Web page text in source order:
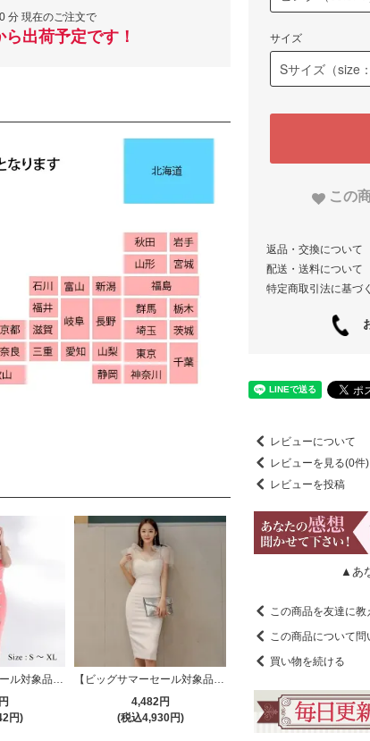
分 現在のご注文で
出荷予定です！
【ビッグサマーセール対象品】気映え間違いなしの2色使いオフショルワンピース(キャバドレス・CABARETDRESS)
円)
【ビッグサマーセール対象品】リボンショルダーが上品で優しい印象にするミディ丈ドレス(キャバドレス・CABARETDRESS)
4,482円
(税込4,930円)
サイズ
この
返品・交換について
配送・送料について
特定商取引法に基づ
レビューについて
レビューを見る(0件)
レビューを投稿
▲あ
この商品を友達に教
この商品について問
買い物を続ける